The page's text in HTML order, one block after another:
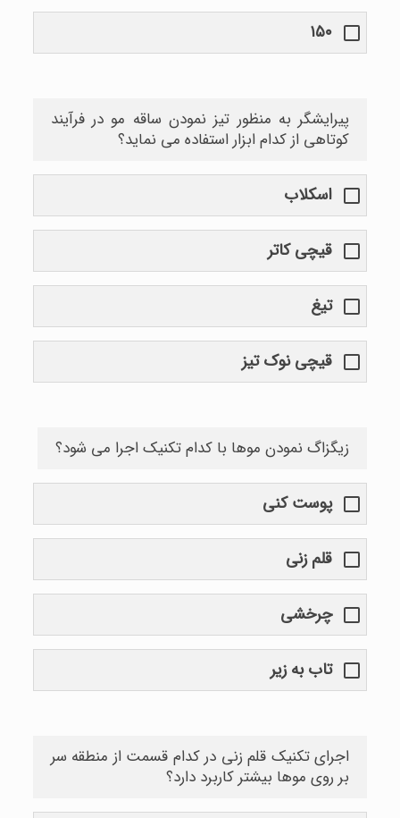
۱۵۰
پیرایشگر به منظور تیز نمودن ساقه مو در فرآیند
کوتاهی از کدام ابزار استفاده می نماید؟
اسکلاب
قیچی کاتر
تیغ
قیچی نوک تیز
زیگزاگ نمودن موها با کدام تکنیک اجرا می شود؟
پوست کنی
قلم زنی
چرخشی
تاب به زیر
اجرای تکنیک قلم زنی در کدام قسمت از منطقه سر
بر روی موها بیشتر کاربرد دارد؟